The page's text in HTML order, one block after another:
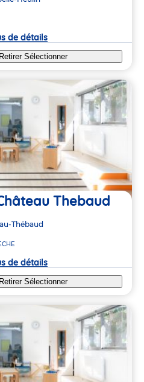
de détails
Retirer Sélectionner
Thebaud
Thébaud
de détails
Retirer Sélectionner